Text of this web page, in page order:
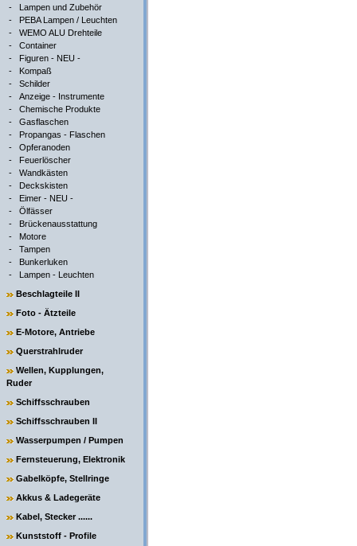
- Lampen und Zubehör
- PEBA Lampen / Leuchten
- WEMO ALU Drehteile
- Container
- Figuren - NEU -
- Kompaß
- Schilder
- Anzeige - Instrumente
- Chemische Produkte
- Gasflaschen
- Propangas - Flaschen
- Opferanoden
- Feuerlöscher
- Wandkästen
- Deckskisten
- Eimer - NEU -
- Ölfässer
- Brückenausstattung
- Motore
- Tampen
- Bunkerluken
- Lampen - Leuchten
Beschlagteile II
Foto - Ätzteile
E-Motore, Antriebe
Querstrahlruder
Wellen, Kupplungen,
Ruder
Schiffsschrauben
Schiffsschrauben II
Wasserpumpen / Pumpen
Fernsteuerung, Elektronik
Gabelköpfe, Stellringe
Akkus & Ladegeräte
Kabel, Stecker ......
Kunststoff - Profile